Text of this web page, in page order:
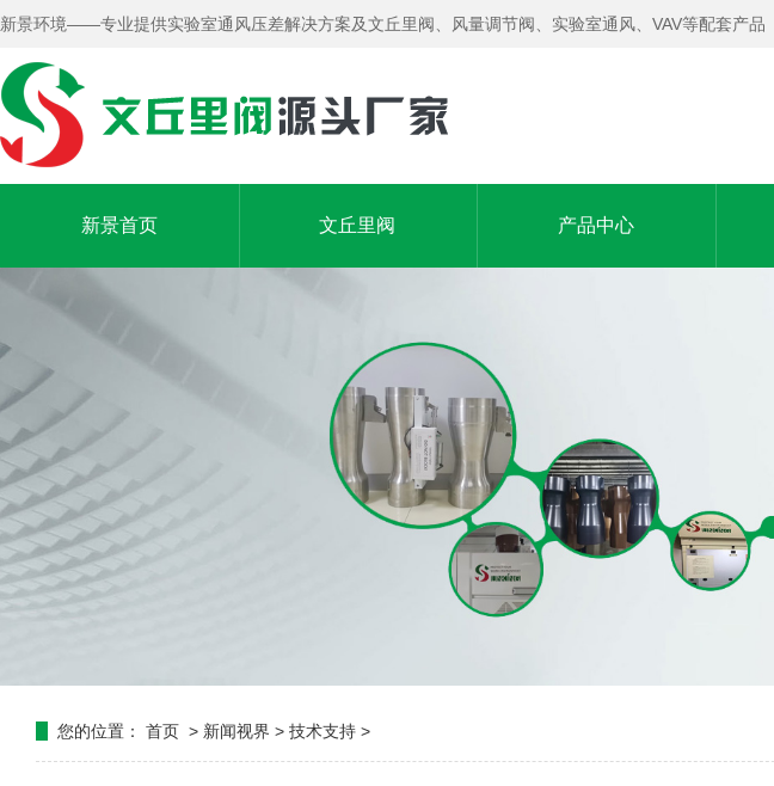
新景环境——专业提供实验室通风压差解决方案及文丘里阀、风量调节阀、实验室通风、VAV等配套产品
新景首页 文丘里阀 产品中心
您的位置： 首页 > 新闻视界 > 技术支持 >